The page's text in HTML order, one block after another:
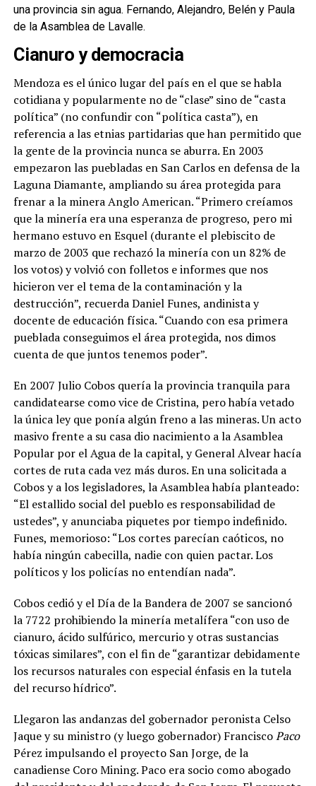
una provincia sin agua. Fernando, Alejandro, Belén y Paula
de la Asamblea de Lavalle.
Cianuro y democracia
Mendoza es el único lugar del país en el que se habla
cotidiana y popularmente no de “clase” sino de “casta
política” (no confundir con “política casta”), en
referencia a las etnias partidarias que han permitido que
la gente de la provincia nunca se aburra. En 2003
empezaron las puebladas en San Carlos en defensa de la
Laguna Diamante, ampliando su área protegida para
frenar a la minera Anglo American. “Primero creíamos
que la minería era una esperanza de progreso, pero mi
hermano estuvo en Esquel (durante el plebiscito de
marzo de 2003 que rechazó la minería con un 82% de
los votos) y volvió con folletos e informes que nos
hicieron ver el tema de la contaminación y la
destrucción”, recuerda Daniel Funes, andinista y
docente de educación física. “Cuando con esa primera
pueblada conseguimos el área protegida, nos dimos
cuenta de que juntos tenemos poder”.
En 2007 Julio Cobos quería la provincia tranquila para
candidatearse como vice de Cristina, pero había vetado
la única ley que ponía algún freno a las mineras. Un acto
masivo frente a su casa dio nacimiento a la Asamblea
Popular por el Agua de la capital, y General Alvear hacía
cortes de ruta cada vez más duros. En una solicitada a
Cobos y a los legisladores, la Asamblea había planteado:
“El estallido social del pueblo es responsabilidad de
ustedes”, y anunciaba piquetes por tiempo indefinido.
Funes, memorioso: “Los cortes parecían caóticos, no
había ningún cabecilla, nadie con quien pactar. Los
políticos y los policías no entendían nada”.
Cobos cedió y el Día de la Bandera de 2007 se sancionó
la 7722 prohibiendo la minería metalífera “con uso de
cianuro, ácido sulfúrico, mercurio y otras sustancias
tóxicas similares”, con el fin de “garantizar debidamente
los recursos naturales con especial énfasis en la tutela
del recurso hídrico”.
Llegaron las andanzas del gobernador peronista Celso
Jaque y su ministro (y luego gobernador) FranciscoPaco
Pérez impulsando el proyecto San Jorge, de la
canadiense Coro Mining. Paco era socio como abogado